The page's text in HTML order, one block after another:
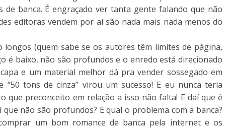
banca. É engraçado ver tanta gente falando que não
editoras vendem por aí são nada mais nada menos do
longos (quem sabe se os autores têm limites de página,
é baixo, não são profundos e o enredo está direcionado
e um material melhor dá pra vender sossegado em
tons de cinza” virou um sucesso! E eu nunca teria
que preconceito em relação a isso não falta! E daí que é
não são profundos? E qual o problema com a banca?
um bom romance de banca pela internet e os